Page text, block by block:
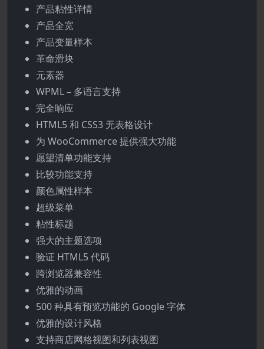
产品粘性详情
产品全宽
产品变量样本
革命滑块
元素器
WPML – 多语言支持
完全响应
HTML5 和 CSS3 无表格设计
为 WooCommerce 提供强大功能
愿望清单功能支持
比较功能支持
颜色属性样本
超级菜单
粘性标题
强大的主题选项
验证 HTML5 代码
跨浏览器兼容性
优雅的动画
500 种具有预览功能的 Google 字体
优雅的设计风格
支持商店网格视图和列表视图